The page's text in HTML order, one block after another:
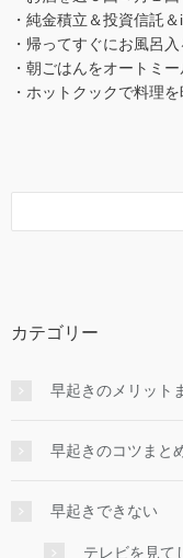
・純金積立＆投資信託
・帰ってすぐにお風呂入
・朝ごはんをオートミ
・ホットクックで料理を
カテゴリー
早起きのメリット
早起きのコツまと
早起きできない
テレビを見て